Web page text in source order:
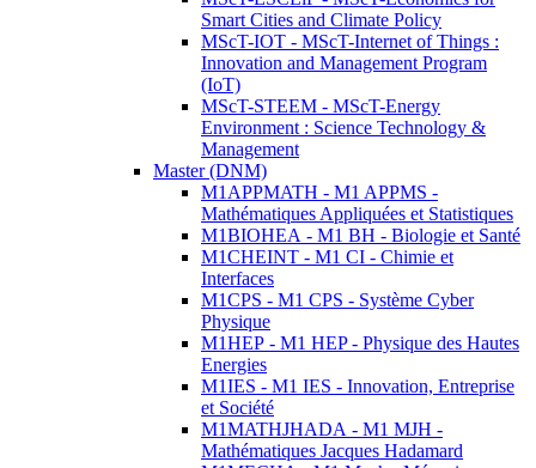
Smart Cities and Climate Policy
MScT-IOT - MScT-Internet of Things :
Innovation and Management Program
(IoT)
MScT-STEEM - MScT-Energy
Environment : Science Technology &
Management
Master (DNM)
M1APPMATH - M1 APPMS -
Mathématiques Appliquées et Statistiques
M1BIOHEA - M1 BH - Biologie et Santé
M1CHEINT - M1 CI - Chimie et
Interfaces
M1CPS - M1 CPS - Système Cyber
Physique
M1HEP - M1 HEP - Physique des Hautes
Energies
M1IES - M1 IES - Innovation, Entreprise
et Société
M1MATHJHADA - M1 MJH -
Mathématiques Jacques Hadamard